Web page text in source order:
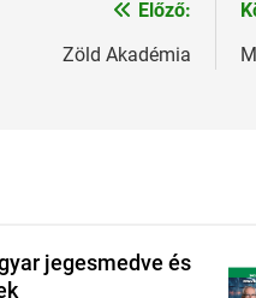
Előző:
Zöld Akadémia
jegesmedve és